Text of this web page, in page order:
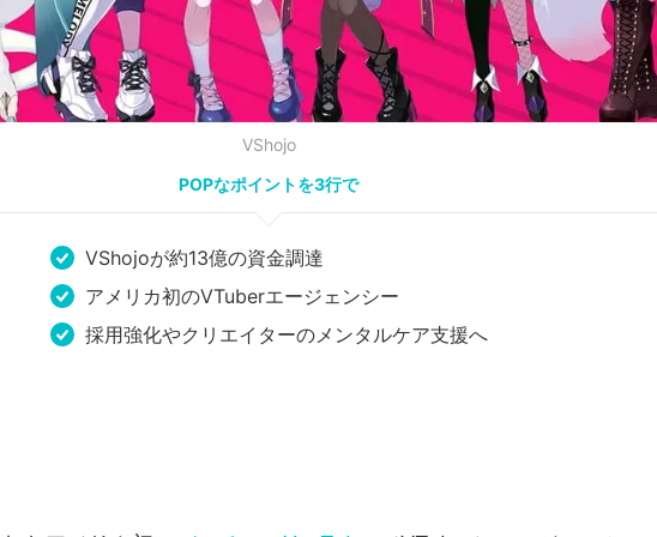
VShojo
POPなポイントを3行で
VShojoが約13億の資金調達
アメリカ初のVTuberエージェンシー
採用強化やクリエイターのメンタルケア支援へ